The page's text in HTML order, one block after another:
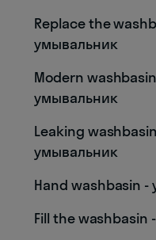
Replace the
умывальник
Modern
умывальник
Leaking
умывальник
Hand washbasin -
Fill the washbasin